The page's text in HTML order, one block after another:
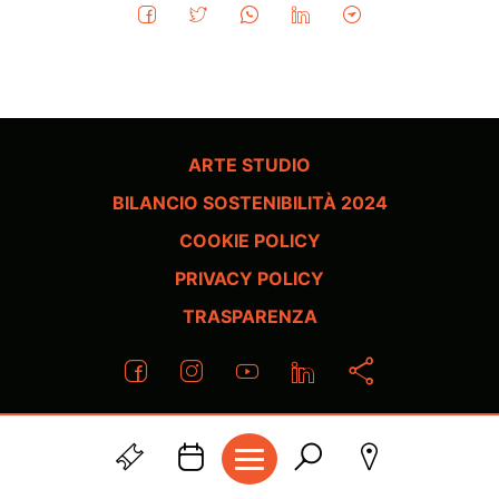
ARTE STUDIO
BILANCIO SOSTENIBILITÀ 2024
COOKIE POLICY
PRIVACY POLICY
TRASPARENZA